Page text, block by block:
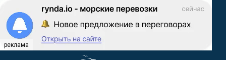
реклама